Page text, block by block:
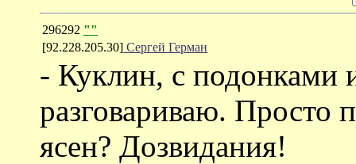
296292 ""
[92.228.205.30] Сергей Герман
- Куклин, с подонками
разговариваю.
ясен? Дозвидания!